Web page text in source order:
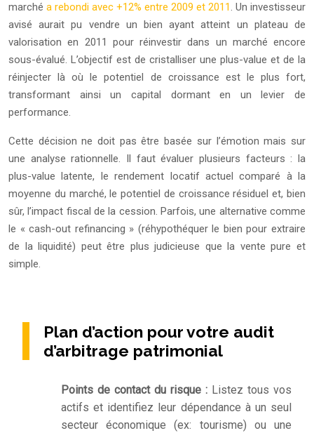
marché a rebondi avec +12% entre 2009 et 2011 . Un investisseur
avisé aurait pu vendre un bien ayant atteint un plateau de
valorisation en 2011 pour réinvestir dans un marché encore
sous-évalué. L’objectif est de cristalliser une plus-value et de la
réinjecter là où le potentiel de croissance est le plus fort,
transformant ainsi un capital dormant en un levier de
performance.
Cette décision ne doit pas être basée sur l’émotion mais sur
une analyse rationnelle. Il faut évaluer plusieurs facteurs : la
plus-value latente, le rendement locatif actuel comparé à la
moyenne du marché, le potentiel de croissance résiduel et, bien
sûr, l’impact fiscal de la cession. Parfois, une alternative comme
le « cash-out refinancing » (réhypothéquer le bien pour extraire
de la liquidité) peut être plus judicieuse que la vente pure et
simple.
Plan d’action pour votre audit
d’arbitrage patrimonial
Points de contact du risque : Listez tous vos
actifs et identifiez leur dépendance à un seul
secteur économique (ex: tourisme) ou une